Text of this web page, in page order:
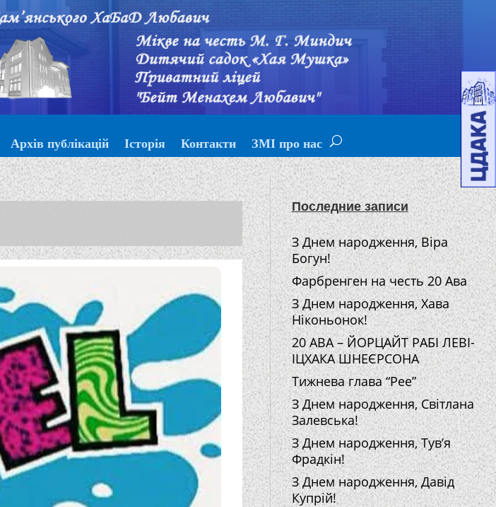
Архів публікацій Історія Контакти ЗМІ про нас
Последние записи
З Днем народження, Віра
Богун!
Фарбренген на честь 20 Ава
З Днем народження, Хава
Ніконьонок!
20 АВА – ЙОРЦАЙТ РАБІ ЛЕВІ-
ІЦХАКА ШНЕЄРСОНА
Тижнева глава “Рее”
З Днем народження, Світлана
Залевська!
З Днем народження, Тув’я
Фрадкін!
З Днем народження, Давід
Купрій!